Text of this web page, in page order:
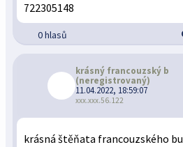
722305148
0 hlasů
krásný francouzský b
(neregistrovaný)
11.04.2022, 18:59:07
xxx.xxx.56.122
krásná štěňata francouzského